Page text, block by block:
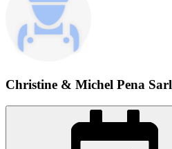
Christine & Michel Pena Sarl